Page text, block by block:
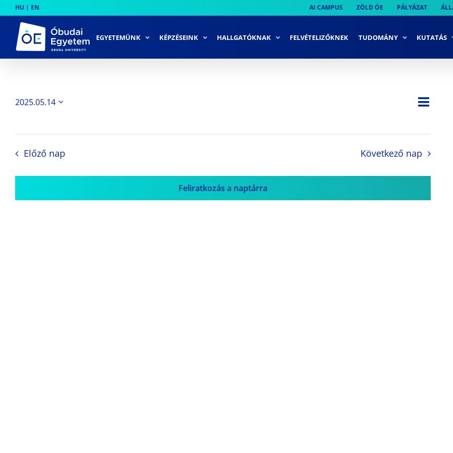
to
content
HU | EN AI CAMPUS ZÖLD ÓE PÁLYÁZAT
EGYETEMÜNK KÉPZÉSEINK HALLGATÓKNAK FELVÉTELIZŐKNEK TUDOMÁNY KUTATÁS
Nap
2025.05.14
Előző nap Következő nap
Feliratkozás a naptárra